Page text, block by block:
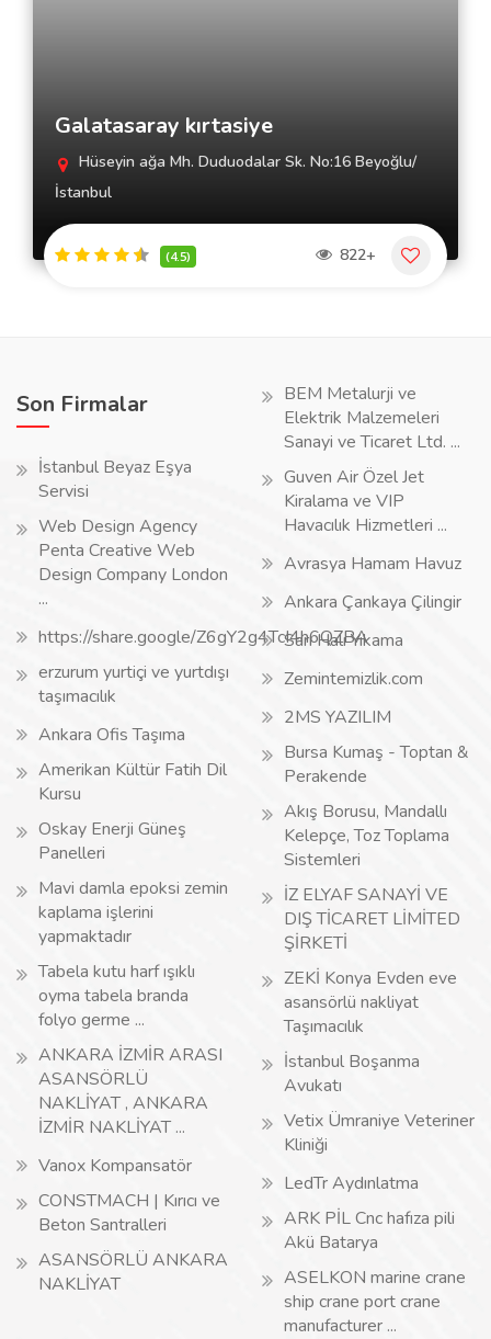
Galatasaray kırtasiye
Hüseyin ağa Mh. Duduodalar Sk. No:16 Beyoğlu/
İstanbul
(4.5) 822+
Son Firmalar
İstanbul Beyaz Eşya
Servisi
Web Design Agency
Penta Creative Web
Design Company London
...
https://share.google/Z6gY2g4TcI4h6QZBA
erzurum yurtiçi ve yurtdışı
taşımacılık
Ankara Ofis Taşıma
Amerikan Kültür Fatih Dil
Kursu
Oskay Enerji Güneş
Panelleri
Mavi damla epoksi zemin
kaplama işlerini
yapmaktadır
Tabela kutu harf ışıklı
oyma tabela branda
folyo germe ...
ANKARA İZMİR ARASI
ASANSÖRLÜ
NAKLİYAT , ANKARA
İZMİR NAKLİYAT ...
Vanox Kompansatör
CONSTMACH | Kırıcı ve
Beton Santralleri
ASANSÖRLÜ ANKARA
NAKLİYAT
BEM Metalurji ve
Elektrik Malzemeleri
Sanayi ve Ticaret Ltd. ...
Guven Air Özel Jet
Kiralama ve VIP
Havacılık Hizmetleri ...
Avrasya Hamam Havuz
Ankara Çankaya Çilingir
Sarı Halı Yıkama
Zemintemizlik.com
2MS YAZILIM
Bursa Kumaş - Toptan &
Perakende
Akış Borusu, Mandallı
Kelepçe, Toz Toplama
Sistemleri
İZ ELYAF SANAYİ VE
DIŞ TİCARET LİMİTED
ŞİRKETİ
ZEKİ Konya Evden eve
asansörlü nakliyat
Taşımacılık
İstanbul Boşanma
Avukatı
Vetix Ümraniye Veteriner
Kliniği
LedTr Aydınlatma
ARK PİL Cnc hafıza pili
Akü Batarya
ASELKON marine crane
ship crane port crane
manufacturer ...